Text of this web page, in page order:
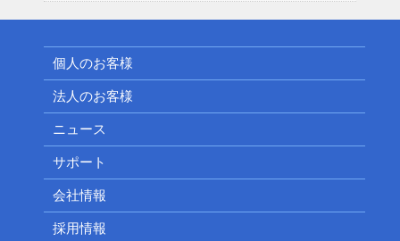
個人のお客様
法人のお客様
ニュース
サポート
会社情報
採用情報